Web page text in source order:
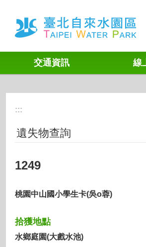
交通資訊 線
:::
遺失物查詢
1249
桃園中山國小學生卡(吳o蓉)
拾獲地點
水鄉庭園(大戲水池)